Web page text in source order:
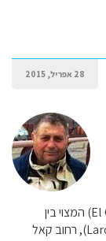
28 אפריל, 2015
מחולק לשנים: האחד אל קאל אל מז'ור (El Call Major) המצוי בין
הסמטאות ל`ארק דה סנט רמון (Larc de Sant Ramon), רחוב קאל